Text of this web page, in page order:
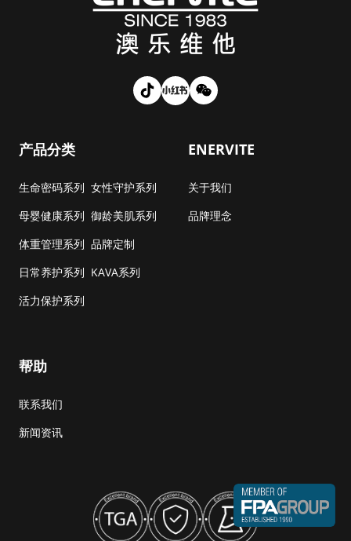
产品分类
生命密码系列
母婴健康系列
体重管理系列
日常养护系列
活力保护系列
女性守护系列
御龄美肌系列
品牌定制
KAVA系列
ENERVITE
关于我们
品牌理念
帮助
联系我们
新闻资讯